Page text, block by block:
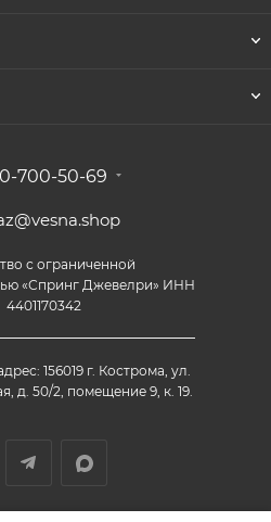
700-50-69
с ограниченной
«Спринг Джевелри» ИНН
4401170342
156019 г. Кострома, ул.
д. 50/2, помещение 9, к. 19.